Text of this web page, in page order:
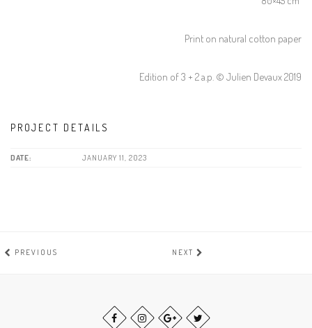
Print on natural cotton paper
Edition of 3 + 2 a.p. © Julien Devaux 2019
PROJECT DETAILS
DATE: JANUARY 11, 2023
PREVIOUS NEXT